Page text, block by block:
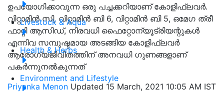
Livestock & Aqua
Health & Herbs
Environment and Lifestyle
ഉപയോഗിക്കാവുന്ന ഒരു പച്ചക്കറിയാണ് കോളിഫ്ലവർ.
വിറ്റാമിൻ സി, വിറ്റാമിൻ ബി 6, വിറ്റാമിൻ ബി 5, ഒമേഗ ത്രീ
ഫാറ്റി ആസിഡ്, നിരവധി ഫൈറ്റോന്യൂട്രിയന്റുകൾ
എന്നിവ സമ്പുഷ്ടമായ അടങ്ങിയ കോളിഫ്ലവർ
ആരോഗ്യജീവിതത്തിന് അനവധി ഗുണങ്ങളാണ്
പകർന്നുനൽകുന്നത്
Priyanka Menon Updated 15 March, 2021 10:05 AM IST